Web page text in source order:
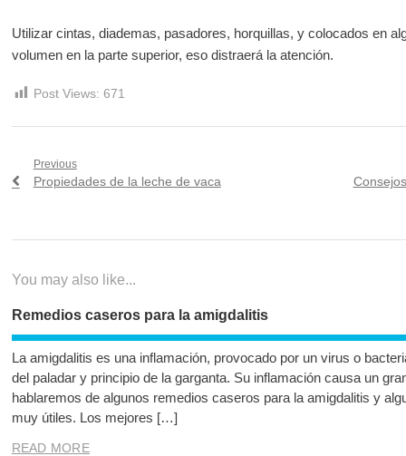
Utilizar cintas, diademas, pasadores, horquillas, y colocados en
volumen en la parte superior, eso distraerá la atención.
Post Views: 671
Navegación
entradas
Previous
Previous
Propiedades de la leche de vaca
Next
You may also like...
Remedios caseros para la amigdalitis
La amigdalitis es una inflamación, provocado por un virus o
del paladar y principio de la garganta. Su inflamación causa un
hablaremos de algunos remedios caseros para la amigdalitis y
muy útiles. Los mejores […]
READ MORE